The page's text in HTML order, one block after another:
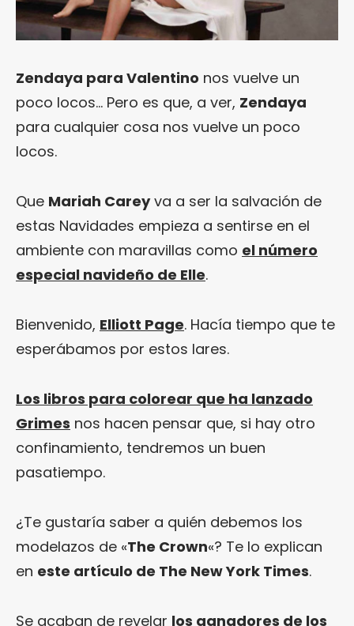
Zendaya para Valentino nos vuelve un
poco locos… Pero es que, a ver, Zendaya
para cualquier cosa nos vuelve un poco
locos.
Que Mariah Careyva a ser la salvación de
estas Navidades empieza a sentirse en el
ambiente con maravillas como el número
especial navideño de Elle.
Bienvenido, Elliott Page. Hacía tiempo que te
esperábamos por estos lares.
Los libros para colorear que ha lanzado
Grimes nos hacen pensar que, si hay otro
confinamiento, tendremos un buen
pasatiempo.
¿Te gustaría saber a quién debemos los
modelazos de «The Crown«? Te lo explican
en este artículo de The New York Times.
Se acaban de revelar los ganadores de los